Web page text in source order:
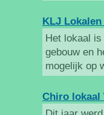
KLJ
Het lokaal
gebouw en
mogelijk op
Chiro lokaal